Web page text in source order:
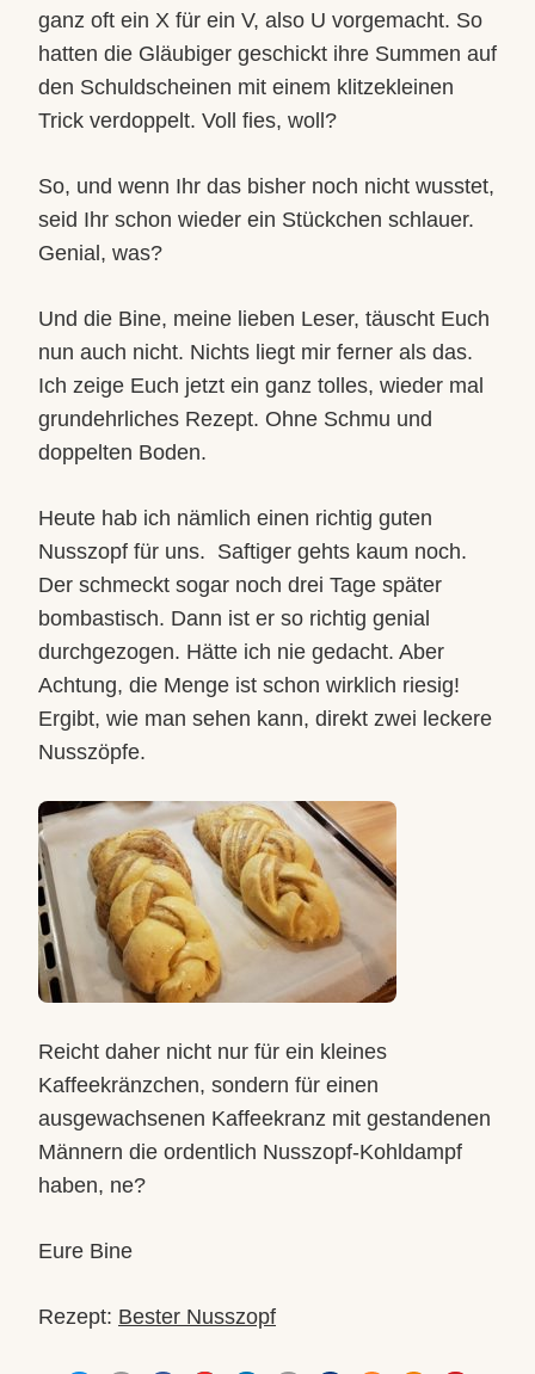
ganz oft ein X für ein V, also U vorgemacht. So
hatten die Gläubiger geschickt ihre Summen auf
den Schuldscheinen mit einem klitzekleinen
Trick verdoppelt. Voll fies, woll?
So, und wenn Ihr das bisher noch nicht wusstet,
seid Ihr schon wieder ein Stückchen schlauer.
Genial, was?
Und die Bine, meine lieben Leser, täuscht Euch
nun auch nicht. Nichts liegt mir ferner als das.
Ich zeige Euch jetzt ein ganz tolles, wieder mal
grundehrliches Rezept. Ohne Schmu und
doppelten Boden.
Heute hab ich nämlich einen richtig guten
Nusszopf für uns. Saftiger gehts kaum noch.
Der schmeckt sogar noch drei Tage später
bombastisch. Dann ist er so richtig genial
durchgezogen. Hätte ich nie gedacht. Aber
Achtung, die Menge ist schon wirklich riesig!
Ergibt, wie man sehen kann, direkt zwei leckere
Nusszöpfe.
Reicht daher nicht nur für ein kleines
Kaffeekränzchen, sondern für einen
ausgewachsenen Kaffeekranz mit gestandenen
Männern die ordentlich Nusszopf-Kohldampf
haben, ne?
Eure Bine
Rezept: Bester Nusszopf